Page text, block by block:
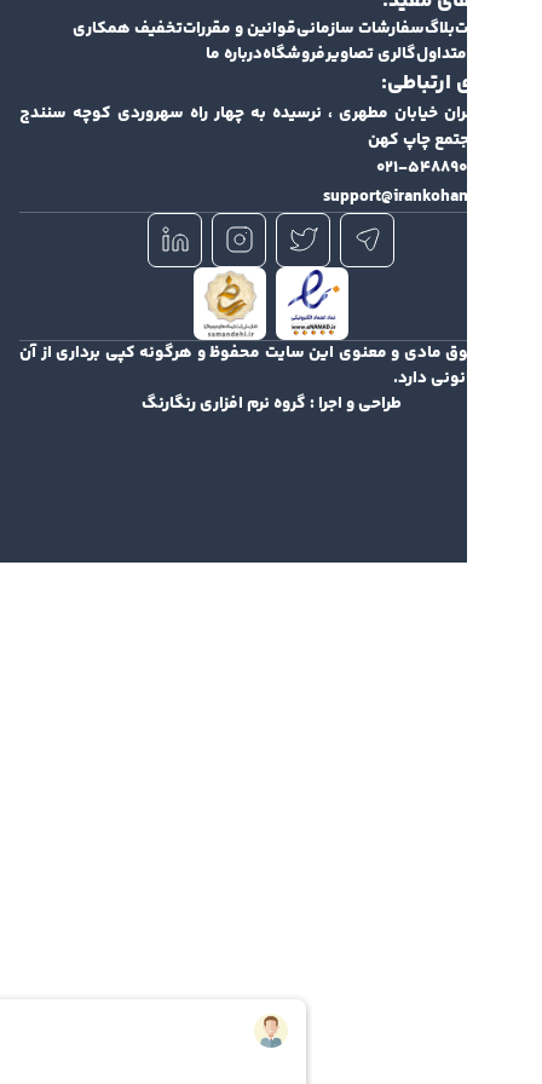
سفارشات سازمانیقوانین و مقرراتتخفیف همکاری
گالری تصاویرفروشگاهدرباره ما
ارتباطی:
خیابان مطهری ، نرسیده به چهار راه سهروردی کوچه سنندج
۵۴۸۸۹۰۰۰
مادی و معنوی این سایت محفوظ و هرگونه کپی برداری از آن
طراحی و اجرا :گروه نرم افزاری رنگارنگ